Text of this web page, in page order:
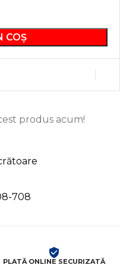
COȘ
produs acum!
708
PLATĂ ONLINE SECURIZATĂ